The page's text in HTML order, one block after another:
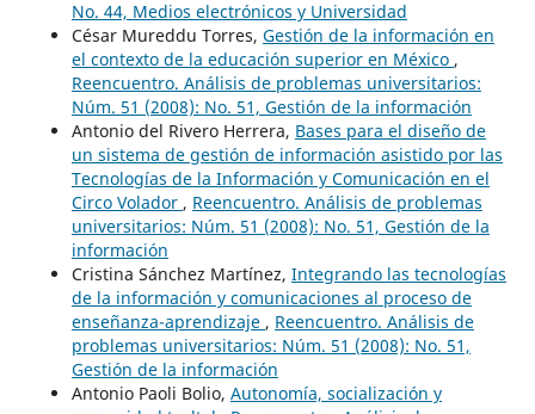
No. 44, Medios electrónicos y Universidad
César Mureddu Torres, Gestión de la información en
el contexto de la educación superior en México ,
Reencuentro. Análisis de problemas universitarios:
Núm. 51 (2008): No. 51, Gestión de la información
Antonio del Rivero Herrera, Bases para el diseño de
un sistema de gestión de información asistido por las
Tecnologías de la Información y Comunicación en el
Circo Volador , Reencuentro. Análisis de problemas
universitarios: Núm. 51 (2008): No. 51, Gestión de la
información
Cristina Sánchez Martínez, Integrando las tecnologías
de la información y comunicaciones al proceso de
enseñanza-aprendizaje , Reencuentro. Análisis de
problemas universitarios: Núm. 51 (2008): No. 51,
Gestión de la información
Antonio Paoli Bolio, Autonomía, socialización y